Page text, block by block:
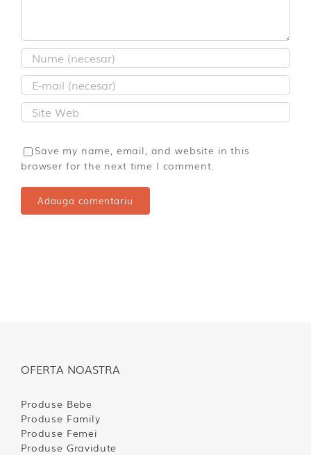
Save my name, email, and website in this
browser for the next time I comment.
OFERTA NOASTRA
Produse Bebe
Produse Family
Produse Femei
Produse Gravidute